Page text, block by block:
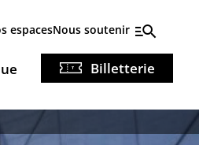
espacesNous soutenir
Billetterie